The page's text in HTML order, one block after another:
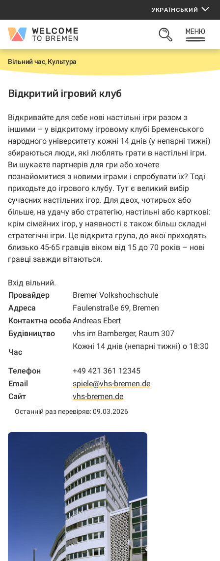
вмісту
УКРАЇНСЬКИЙ
Welcome
Bremen
ВІДКРИТИ
МЕНЮ
H
o
e
Вільний час, Культура
Відкритий ігровий клуб
Відкривайте для себе нові настільні ігри разом з
іншими – у відкритому ігровому клубі Бременського
народного університету кожні 14 днів (у непарні тижні)
збираються люди, які люблять грати в настільні ігри.
Ви шукаєте партнерів для гри або хочете
познайомитися з новими іграми і спробувати їх? Тоді
приходьте до ігрового клубу. Тут є великий вибір
сучасних настільних ігор. Для двох, чотирьох або
більше, на удачу або стратегію, настільні або карткові:
крім сімейних ігор, у наявності є також більш складні
стратегічні ігри. Це відкрита група, до якої приходять
близько 45-65 гравців віком від 15 до 70 років – нові
гравці завжди вітаються.
Вхід вільний.
Провайдер
Bremer Volkshochschule
Адреса
Faulenstraße 69, Bremen
Контактна особа Andreas Ebert
Будівництво
vhs im Bamberger, Raum 307
Час
Кожні 14 днів (непарні тижні) о 18:30
Телефон
+49 421 361 12345
Email
spiele@vhs-bremen.de
Сайт
vhs-bremen.de
Останній раз перевіряв: 09.03.2026